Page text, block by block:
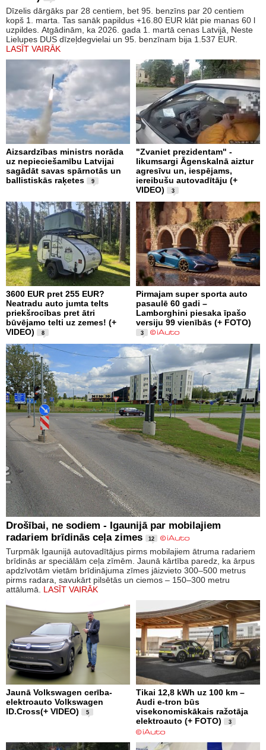
Dīzelis dārgāks par 28 centiem, bet 95. benzīns par 20 centiem
kopš 1. marta. Tas sanāk papildus +16.80 EUR klāt pie manas 60 l
uzpildes. Atgādinām, ka 2026. gada 1. martā cenas Latvijā, Neste
Lielupes DUS dīzeļdegvielai un 95. benzīnam bija 1.537 EUR.
LASĪT VAIRĀK
Aizsardzības ministrs norāda
uz nepieciešamību Latvijai
sagādāt savas spārnotās un
ballistiskās raķetes
9
"Zvaniet prezidentam" -
likumsargi Āgenskalnā aiztur
agresīvu un, iespējams,
iereibušu autovadītāju (+
VIDEO)
3
3600 EUR pret 255 EUR?
Neatradu auto jumta telts
priekšrocības pret ātri
būvējamo telti uz zemes! (+
VIDEO)
8
Pirmajam super sporta auto
pasaulē 60 gadi –
Lamborghini piesaka īpašo
versiju 99 vienībās (+ FOTO)
3
Drošībai, ne sodiem - Igaunijā par mobilajiem
radariem brīdinās ceļa zimes
12
Turpmāk Igaunijā autovadītājus pirms mobilajiem ātruma radariem
brīdinās ar speciālām ceļa zīmēm. Jaunā kārtība paredz, ka ārpus
apdzīvotām vietām brīdinājuma zīmes jāizvieto 300–500 metrus
pirms radara, savukārt pilsētās un ciemos – 150–300 metru
attālumā. LASĪT VAIRĀK
Jaunā Volkswagen cerība-
elektroauto Volkswagen
ID.Cross(+ VIDEO)
5
Tikai 12,8 kWh uz 100 km –
Audi e-tron būs
visekonomiskākais ražotāja
elektroauto (+ FOTO)
3